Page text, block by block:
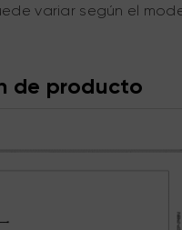
variar según el
de producto